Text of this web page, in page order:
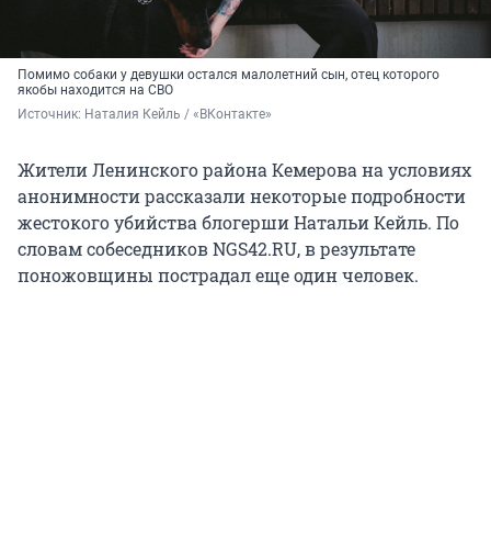
Помимо собаки у девушки остался малолетний сын, отец которого
якобы находится на СВО
Источник: Наталия Кейль / «ВКонтакте»
Жители Ленинского района Кемерова на условиях
анонимности рассказали некоторые подробности
жестокого убийства блогерши Натальи Кейль. По
словам собеседников NGS42.RU, в результате
поножовщины пострадал еще один человек.